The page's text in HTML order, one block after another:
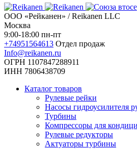
ООО «Рейканен» / Reikanen LLC
Москва
9:00-18:00 пн-пт
+74951564613 Отдел продаж
Info@reikanen.ru
ОГРН 1107847288911
ИНН 7806438709
Каталог товаров
Рулевые рейки
Насосы гидроусилителя
Турбины
Компрессоры для
Рулевые редукторы
Актуаторы турбины